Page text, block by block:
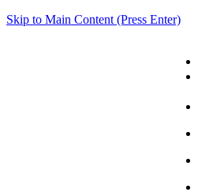
Skip to Main Content (Press Enter)